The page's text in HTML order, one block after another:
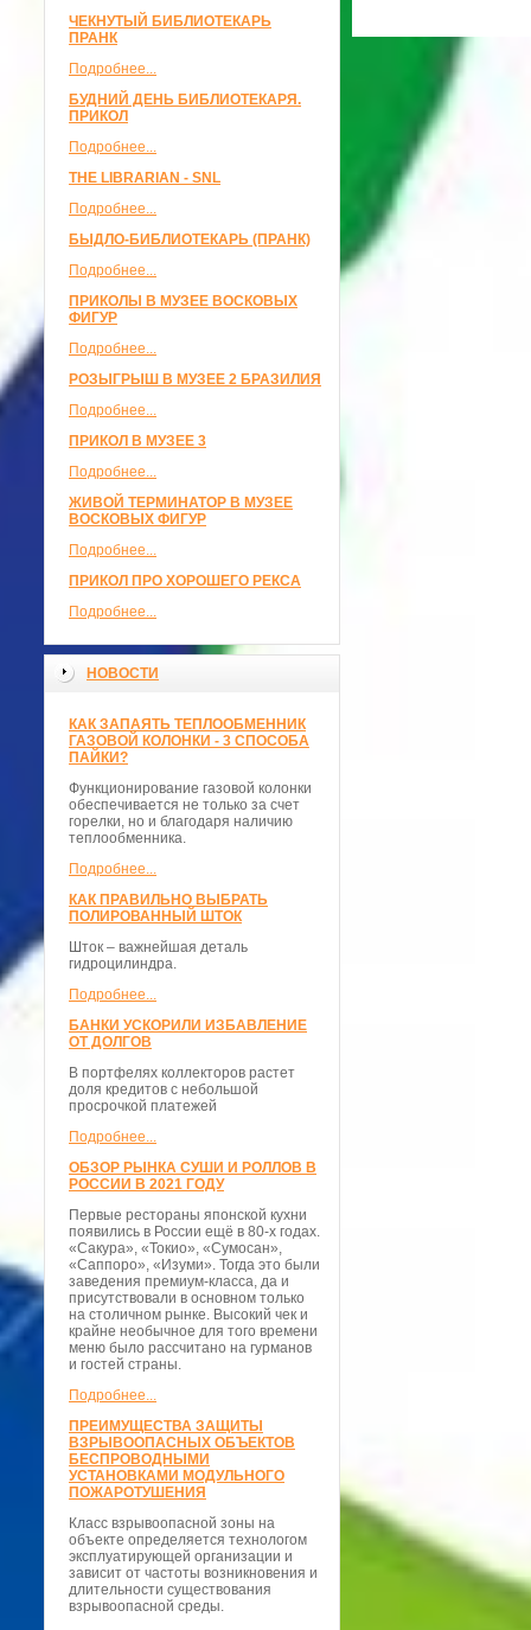
ЧЕКНУТЫЙ БИБЛИОТЕКАРЬ
ПРАНК
Подробнее...
БУДНИЙ ДЕНЬ БИБЛИОТЕКАРЯ.
ПРИКОЛ
Подробнее...
THE LIBRARIAN - SNL
Подробнее...
БЫДЛО-БИБЛИОТЕКАРЬ (ПРАНК)
Подробнее...
ПРИКОЛЫ В МУЗЕЕ ВОСКОВЫХ
ФИГУР
Подробнее...
РОЗЫГРЫШ В МУЗЕЕ 2 БРАЗИЛИЯ
Подробнее...
ПРИКОЛ В МУЗЕЕ 3
Подробнее...
ЖИВОЙ ТЕРМИНАТОР В МУЗЕЕ
ВОСКОВЫХ ФИГУР
Подробнее...
ПРИКОЛ ПРО ХОРОШЕГО РЕКСА
Подробнее...
НОВОСТИ
КАК ЗАПАЯТЬ ТЕПЛООБМЕННИК
ГАЗОВОЙ КОЛОНКИ - 3 СПОСОБА
ПАЙКИ?
Функционирование газовой колонки
обеспечивается не только за счет
горелки, но и благодаря наличию
теплообменника.
Подробнее...
КАК ПРАВИЛЬНО ВЫБРАТЬ
ПОЛИРОВАННЫЙ ШТОК
Шток – важнейшая деталь
гидроцилиндра.
Подробнее...
БАНКИ УСКОРИЛИ ИЗБАВЛЕНИЕ
ОТ ДОЛГОВ
В портфелях коллекторов растет
доля кредитов с небольшой
просрочкой платежей
Подробнее...
ОБЗОР РЫНКА СУШИ И РОЛЛОВ В
РОССИИ В 2021 ГОДУ
Первые рестораны японской кухни
появились в России ещё в 80-х годах.
«Сакура», «Токио», «Сумосан»,
«Саппоро», «Изуми». Тогда это были
заведения премиум-класса, да и
присутствовали в основном только
на столичном рынке. Высокий чек и
крайне необычное для того времени
меню было рассчитано на гурманов
и гостей страны.
Подробнее...
ПРЕИМУЩЕСТВА ЗАЩИТЫ
ВЗРЫВООПАСНЫХ ОБЪЕКТОВ
БЕСПРОВОДНЫМИ
УСТАНОВКАМИ МОДУЛЬНОГО
ПОЖАРОТУШЕНИЯ
Класс взрывоопасной зоны на
объекте определяется технологом
эксплуатирующей организации и
зависит от частоты возникновения и
длительности существования
взрывоопасной среды.